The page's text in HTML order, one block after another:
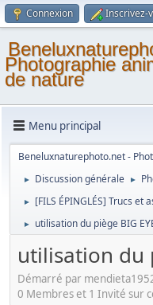
Connexion Inscrivez-
Photographie
de nature
Menu principal
Beneluxnaturephoto.net -
► Discussion générale ►
► [FILS ÉPINGLÉS] Trucs et
► utilisation du piège BIG
utilisation du
Démarré par
0 Membres et 1 Invité sur